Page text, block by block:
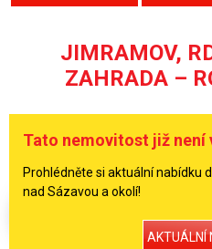
JIMRAMOV,
ZAHRADA –
Tato nemovitost již není
Prohlédněte si aktuální nabídku
nad Sázavou a okolí!
AKTUÁLNÍ